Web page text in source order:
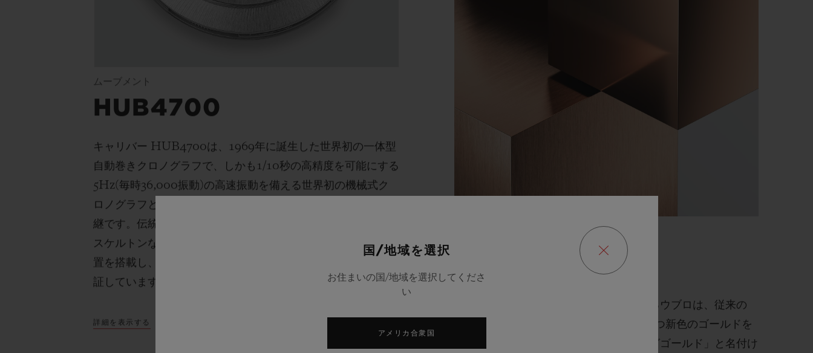
ムーブメント
HUB4700
キャリバー HUB4700は、 1969年に誕生した世界初の一体型
自動巻きクロノグラフで、しかも 1/10秒の高精度を可能にする
5Hz(毎時36,000振動)の高速振動を備える世界初の機械式ク
ロノグラフとして名を馳せたキャリバー、エル・プリメロの後
継です。伝統と革新性の完璧な融合から誕生した、この完全に
スケルトンな伝説のムーブメントは、現在はシリコンの調整装
置を搭載し、性能と精度、さらにはまったく新しい安全性を保
証しています。
詳細を表示する
キングゴールド
融合の名手であり貴金属の錬金術師であるウブロは、従来の
よりさらに赤い色調を持つ新色のゴールドを
開発しました。プラチナを加えて「キングゴールド」と名付け
国/地域を選択
お住まいの国/地域を選択してくださ
い
アメリカ合衆国